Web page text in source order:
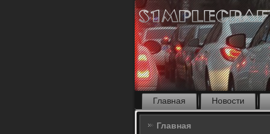
Главная Новости
Главная